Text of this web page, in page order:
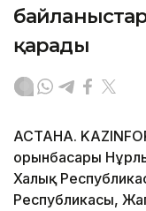
қарады
АСТАНА.
орынбасары
Халық
Республикасы,